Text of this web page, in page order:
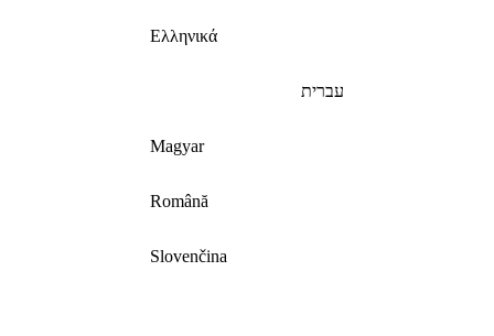
Ελληνικά
עברית
Magyar
Română
Slovenčina